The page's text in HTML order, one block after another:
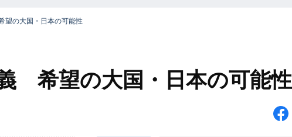
の大国・日本の可能性
希望の大国・日本の可能性